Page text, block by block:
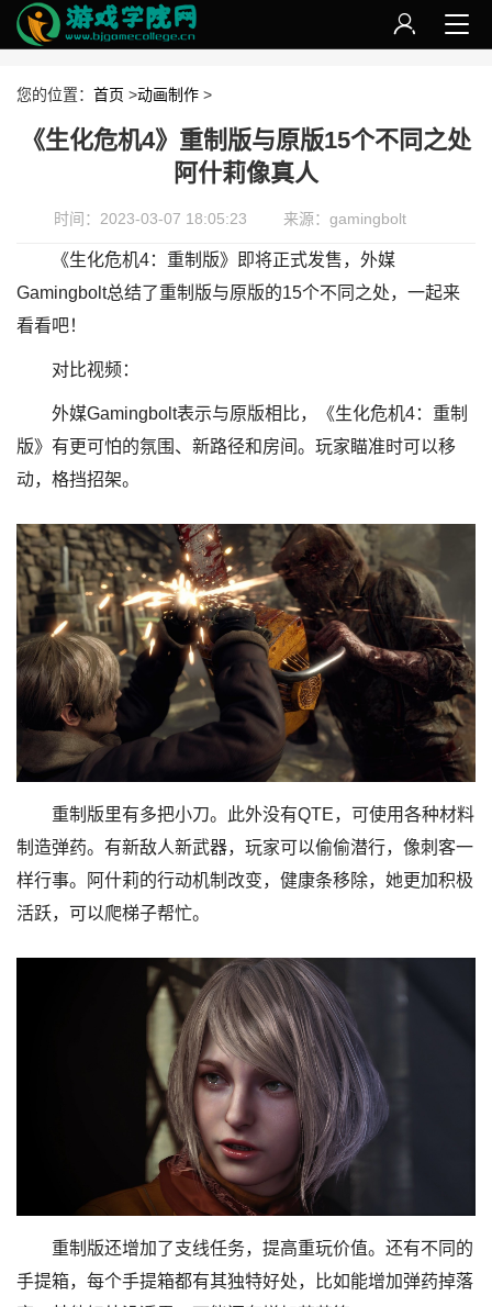
您的位置： 首页 >动画制作 >
《生化危机4》重制版与原版15个不同之处
阿什莉像真人
时间：2023-03-07 18:05:23 来源：gamingbolt
《生化危机4：重制版》即将正式发售，外媒
Gamingbolt总结了重制版与原版的15个不同之处，一起来
看看吧！
对比视频：
外媒Gamingbolt表示与原版相比，《生化危机4：重制
版》有更可怕的氛围、新路径和房间。玩家瞄准时可以移
动，格挡招架。
重制版里有多把小刀。此外没有QTE，可使用各种材料
制造弹药。有新敌人新武器，玩家可以偷偷潜行，像刺客一
样行事。阿什莉的行动机制改变，健康条移除，她更加积极
活跃，可以爬梯子帮忙。
重制版还增加了支线任务，提高重玩价值。还有不同的
手提箱，每个手提箱都有其独特好处，比如能增加弹药掉落